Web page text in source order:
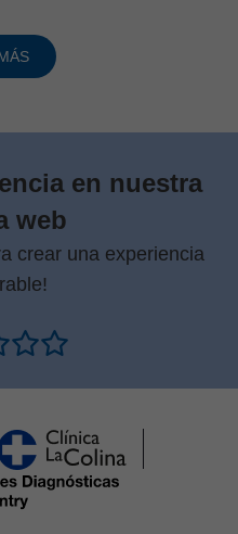
en nuestra
web
crear una experiencia